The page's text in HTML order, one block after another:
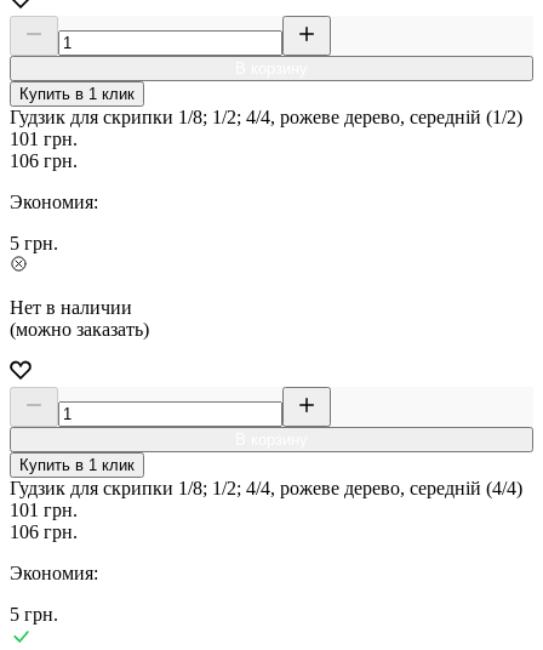
Купить в 1 клик
Гудзик для скрипки 1/8; 1/2; 4/4, рожеве дерево, середній (1/2)
101 грн.
106 грн.
Экономия:
5 грн.
Нет в наличии
(можно заказать)
Купить в 1 клик
Гудзик для скрипки 1/8; 1/2; 4/4, рожеве дерево, середній (4/4)
101 грн.
106 грн.
Экономия:
5 грн.